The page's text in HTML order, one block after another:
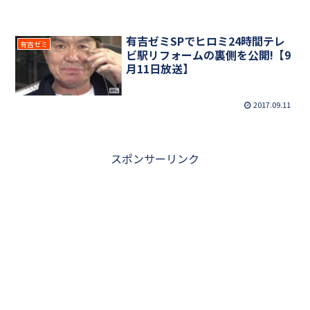
有吉ゼミ
有吉ゼミSPでヒロミ24時間テレ
ビ駅リフォームの裏側を公開!【9
月11日放送】
2017.09.11
スポンサーリンク